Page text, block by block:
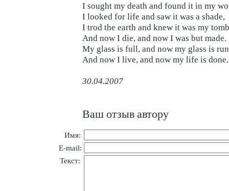
I sought my death and found it in my
I looked for life and saw it was a shade,
I trod the earth and knew it was my
And now I die, and now I was but made.
My glass is full, and now my glass is
And now I live, and now my life is done.
30.04.2007
Ваш отзыв автору
Имя:
E-mail:
Текст: